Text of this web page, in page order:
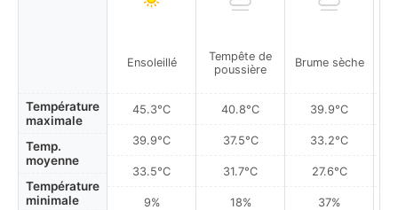
Température
maximale
Temp.
moyenne
Température
minimale
Ensoleillé
45.3°C
39.9°C
33.5°C
9%
Tempête de
poussière
40.8°C
37.5°C
31.7°C
18%
Brume sèche
39.9°C
33.2°C
27.6°C
37%